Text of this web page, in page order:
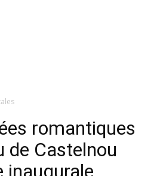
romantiques
de Castelnou
inaugurale